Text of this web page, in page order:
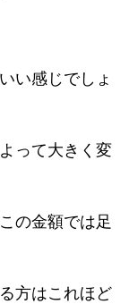
い感じでしょ
って大きく変
の金額では足
方はこれほど